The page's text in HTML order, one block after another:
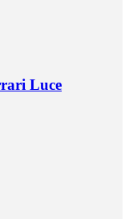
Luce